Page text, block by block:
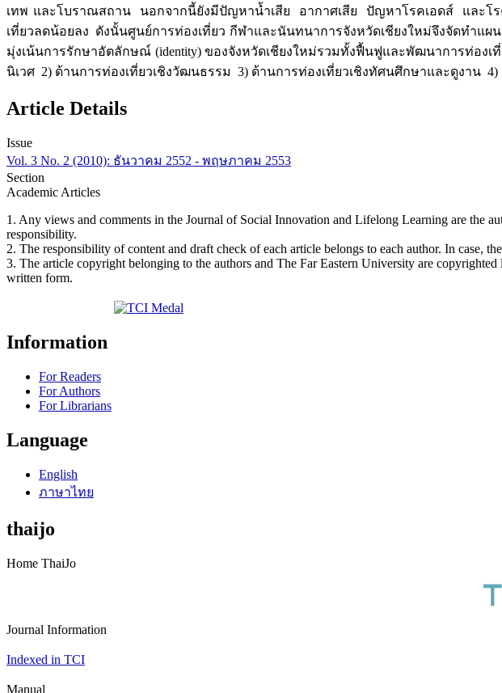
เทพ และโบราณสถาน นอกจากนี้ยังมีปัญหาน้ำเสีย อากาศเสีย ปัญหาโรคเอดส์ และโ
เที่ยวลดน้อยลง ดังนั้นศูนย์การท่องเที่ยว กีฬาและนันทนาการจังหวัดเชียงใหม่จึงจัดทำแผ
มุ่งเน้นการรักษาอัตลักษณ์ (identity) ของจังหวัดเชียงใหม่รวมทั้งฟื้นฟูและพัฒนาการท่อง
นิเวศ 2) ด้านการท่องเที่ยวเชิงวัฒนธรรม 3) ด้านการท่องเที่ยวเชิงทัศนศึกษาและดูงาน
Article Details
Issue
Vol. 3 No. 2 (2010): ธันวาคม 2552 - พฤษภาคม 2553
Section
Academic Articles
1. Any views and comments in the Journal of Social Innovation and Lifelong Learning are the
responsibility.
2. The responsibility of content and draft check of each article belongs to each author. In case,
3. The article copyright belonging to the authors and The Far Eastern University are
written form.
Information
For Readers
For Authors
For Librarians
Language
English
ภาษาไทย
thaijo
Home ThaiJo
Journal Information
Indexed in TCI
Manual